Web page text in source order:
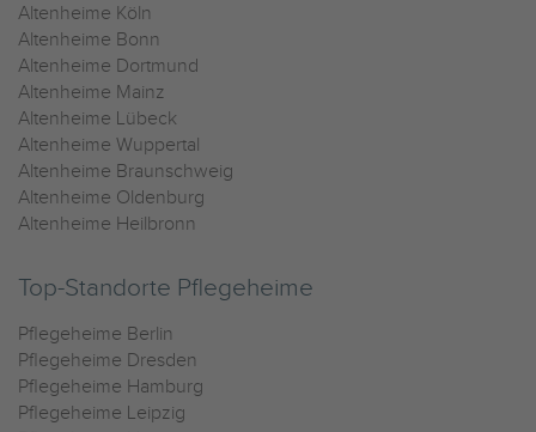
Altenheime Köln
Altenheime Bonn
Altenheime Dortmund
Altenheime Mainz
Altenheime Lübeck
Altenheime Wuppertal
Altenheime Braunschweig
Altenheime Oldenburg
Altenheime Heilbronn
Top-Standorte Pflegeheime
Pflegeheime Berlin
Pflegeheime Dresden
Pflegeheime Hamburg
Pflegeheime Leipzig